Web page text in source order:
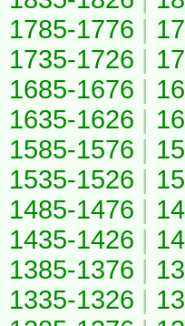
1785-1776 |
1735-1726 |
1685-1676 |
1635-1626 |
1585-1576 |
1535-1526 |
1485-1476 |
1435-1426 |
1385-1376 |
1335-1326 |